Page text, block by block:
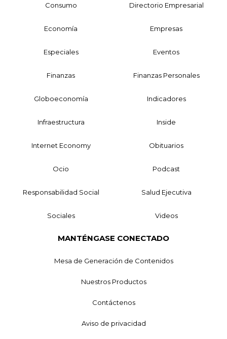
Consumo Directorio Empresarial
Economía Empresas
Especiales Eventos
Finanzas Finanzas Personales
Globoeconomía Indicadores
Infraestructura Inside
Internet Economy Obituarios
Ocio Podcast
Responsabilidad Social Salud Ejecutiva
Sociales Videos
MANTÉNGASE CONECTADO
Mesa de Generación de Contenidos
Nuestros Productos
Contáctenos
Aviso de privacidad